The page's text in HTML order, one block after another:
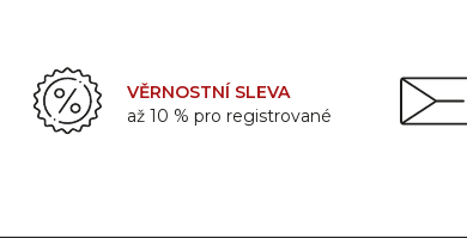
VĚRNOSTNÍ SLEVA
až 10 % pro registrované